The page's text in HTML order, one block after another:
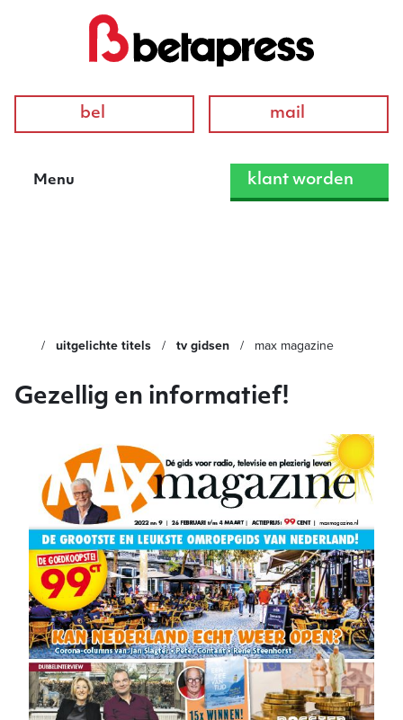
bel mail
Menu klant worden
uitgelichte titels tv gidsen max magazine
Gezellig en informatief!